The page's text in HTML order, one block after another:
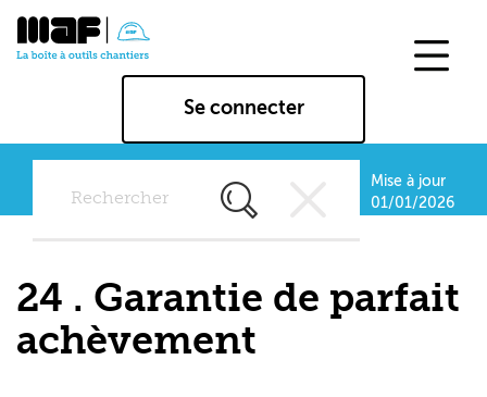
contenu
Se connecter
Rechercher
chapitres
tous
Mise à jour
01/01/2026
24 . Garantie de parfait
achèvement